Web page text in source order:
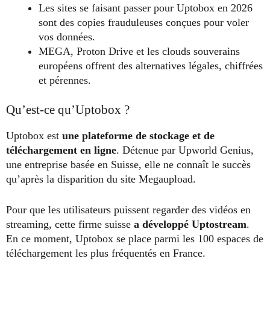
Les sites se faisant passer pour Uptobox en 2026
sont des copies frauduleuses conçues pour voler
vos données.
MEGA, Proton Drive et les clouds souverains
européens offrent des alternatives légales, chiffrées
et pérennes.
Qu’est-ce qu’Uptobox ?
Uptobox est une plateforme de stockage et de
téléchargement en ligne. Détenue par Upworld Genius,
une entreprise basée en Suisse, elle ne connaît le succès
qu’après la disparition du site Megaupload.
Pour que les utilisateurs puissent regarder des vidéos en
streaming, cette firme suisse a développé Uptostream.
En ce moment, Uptobox se place parmi les 100 espaces de
téléchargement les plus fréquentés en France.